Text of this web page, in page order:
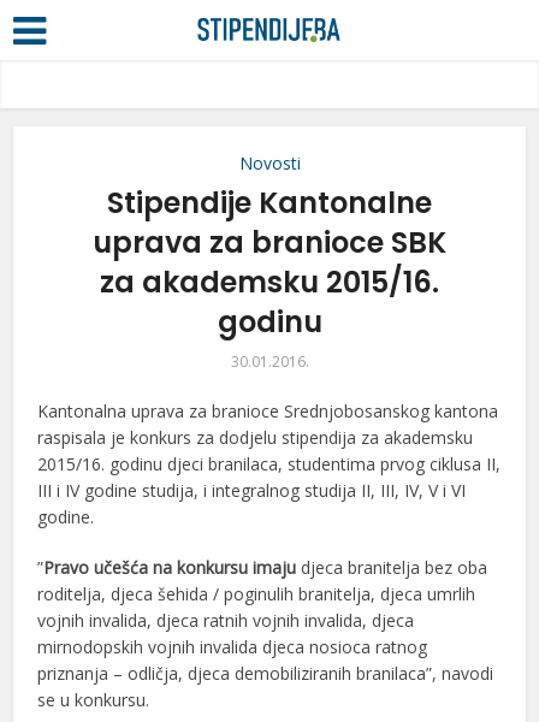
Novosti
Stipendije Kantonalne
uprava za branioce SBK
za akademsku 2015/16.
godinu
30.01.2016.
Kantonalna uprava za branioce Srednjobosanskog kantona
raspisala je konkurs za dodjelu stipendija za akademsku
2015/16. godinu djeci branilaca, studentima prvog ciklusa II,
III i IV godine studija, i integralnog studija II, III, IV, V i VI
godine.
”Pravo učešća na konkursu imaju djeca branitelja bez oba
roditelja, djeca šehida / poginulih branitelja, djeca umrlih
vojnih invalida, djeca ratnih vojnih invalida, djeca
mirnodopskih vojnih invalida djeca nosioca ratnog
priznanja – odličja, djeca demobiliziranih branilaca”, navodi
se u konkursu.